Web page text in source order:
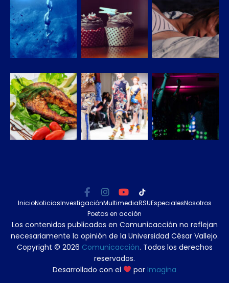
InicioNoticiasInvestigaciónMultimediaRSUEspecialesNosotros
Poetas en acción
Los contenidos publicados en Comunicacción no reflejan
necesariamente la opinión de la Universidad César Vallejo.
Copyright © 2026 Comunicacción. Todos los derechos
reservados.
Desarrollado con el
por Imagina